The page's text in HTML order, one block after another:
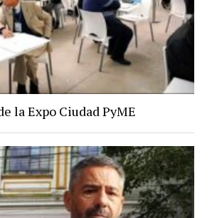
la Expo Ciudad PyME